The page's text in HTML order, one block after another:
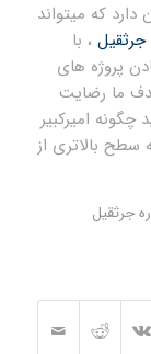
دارد که میتواند
جرثقیل، با
پروژه های
ما رضایت
چگونه امیرکبیر
سطح بالاتری از
جرثقیل